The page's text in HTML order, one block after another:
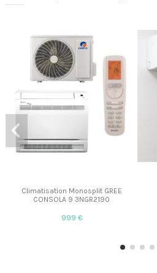
Climatisation Monosplit GREE
CONSOLA 9 3NGR2190
999 €